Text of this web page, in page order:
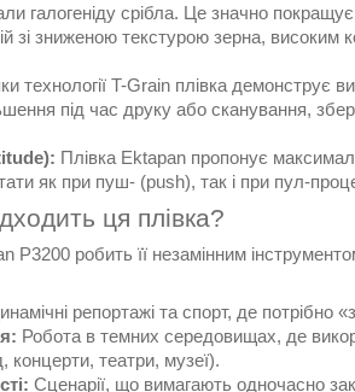
галогеніду срібла. Це значно
зі зниженою текстурою зерна, високим
технології T-Grain плівка демонструє
під час друку або сканування,
Плівка Ektapan пропонує
як при пуш- (push), так і при пул-
ця плівка?
P3200 робить її незамінним
репортажі та спорт, де потрібно
Робота в темних середовищах, де
театри, музеї).
Сценарії, що вимагають одночасно